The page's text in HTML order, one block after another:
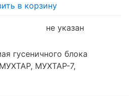
в корзину
не указан
гусеничного блока
МУХТАР-7,